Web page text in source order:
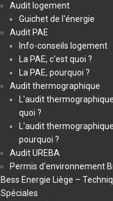
Audit logement
Guichet de l'énergie
Audit PAE
Info-conseils logement
La PAE, c'est quoi ?
La PAE, pourquoi ?
Audit thermographique
L'audit
quoi ?
L'audit
pourquoi ?
Audit UREBA
Permis d'environnement
Bess Energie Liège –
Spéciales